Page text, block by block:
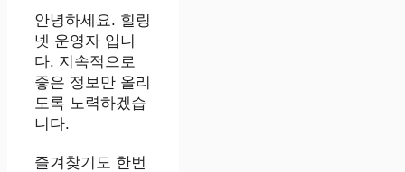
안녕하세요. 힐링
넷 운영자 입니
다. 지속적으로
좋은 정보만 올리
도록 노력하겠습
니다.
즐겨찾기도 한번